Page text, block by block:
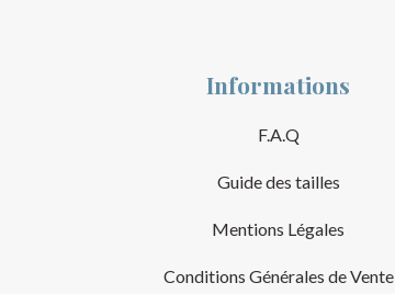
Informations
F.A.Q
Guide des tailles
Mentions Légales
Conditions Générales de Vente